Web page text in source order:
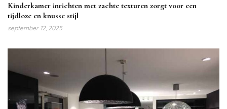
Kinderkamer inrichten met zachte texturen zorgt voor een
tijdloze en knusse stijl
september 12, 2025